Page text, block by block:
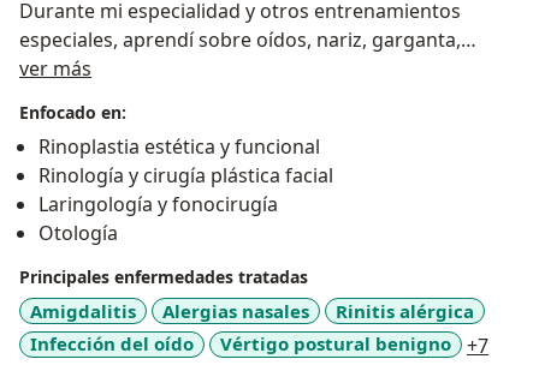
Durante mi especialidad y otros entrenamientos
especiales, aprendí sobre oídos, nariz, garganta,
cuerdas vocales, cuello, alergias y más.
cirugía plástica de cara, sobre todo a la rinoplastía.
Tengo estudios al respecto en Portland, en la
Universidad de Oregon Health and Sciences, así como
también estudié en el Instituto House en Los Ángeles,
California. Pertenezco a:
La Sociedad Americana de Otorrinolaringología.
El consejo Mexicano de Otorrinolaringología
La Sociedad Mexicana de Rinología y Cirugía Plástica
Facial
ver más
Enfocado en:
Rinoplastia estética y funcional
Rinología y cirugía plástica facial
Laringología y fonocirugía
Otología
Principales enfermedades tratadas
Amigdalitis Alergias nasales
Rinitis alérgica
Infección del oído
Vértigo postural benigno +7